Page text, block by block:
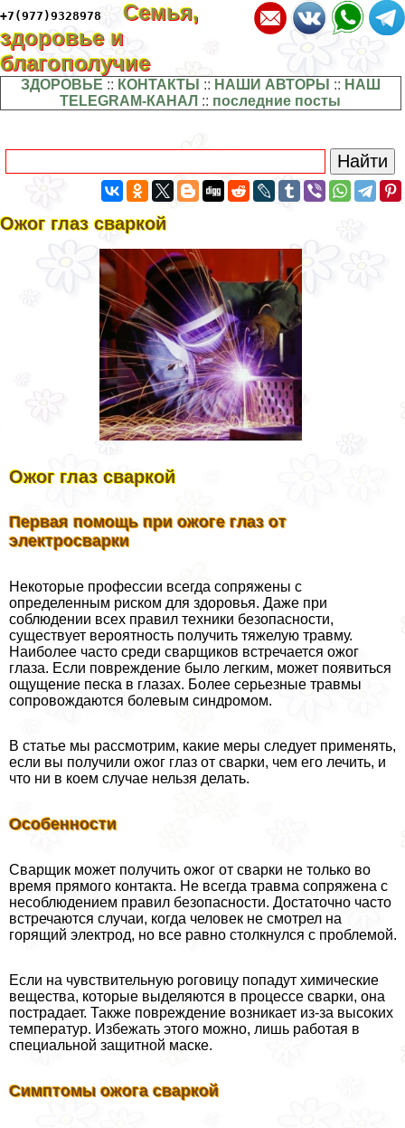
+7(977)9328978
Семья,
здоровье и
благополучие
ЗДОРОВЬЕ :: КОНТАКТЫ :: НАШИ АВТОРЫ :: НАШ
TELEGRAM-КАНАЛ :: последние посты
Ожог глаз сваркой
Ожог глаз сваркой
Первая помощь при ожоге глаз от
электросварки
Некоторые профессии всегда сопряжены с
определенным риском для здоровья. Даже при
соблюдении всех правил техники безопасности,
существует вероятность получить тяжелую травму.
Наиболее часто среди сварщиков встречается ожог
глаза. Если повреждение было легким, может появиться
ощущение песка в глазах. Более серьезные травмы
сопровождаются болевым синдромом.
В статье мы рассмотрим, какие меры следует применять,
если вы получили ожог глаз от сварки, чем его лечить, и
что ни в коем случае нельзя делать.
Особенности
Сварщик может получить ожог от сварки не только во
время прямого контакта. Не всегда травма сопряжена с
несоблюдением правил безопасности. Достаточно часто
встречаются случаи, когда человек не смотрел на
горящий электрод, но все равно столкнулся с проблемой.
Если на чувствительную роговицу попадут химические
вещества, которые выделяются в процессе сварки, она
пострадает. Также повреждение возникает из-за высоких
температур. Избежать этого можно, лишь работая в
специальной защитной маске.
Симптомы ожога сваркой